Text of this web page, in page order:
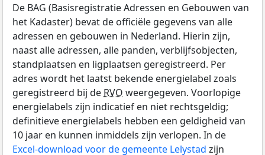
De BAG (Basisregistratie Adressen en Gebouwen van
het Kadaster) bevat de officiële gegevens van alle
adressen en gebouwen in Nederland. Hierin zijn,
naast alle adressen, alle panden, verblijfsobjecten,
standplaatsen en ligplaatsen geregistreerd. Per
adres wordt het laatst bekende energielabel zoals
geregistreerd bij de RVO weergegeven. Voorlopige
energielabels zijn indicatief en niet rechtsgeldig;
definitieve energielabels hebben een geldigheid van
10 jaar en kunnen inmiddels zijn verlopen. In de
Excel-download voor de gemeente Lelystad zijn